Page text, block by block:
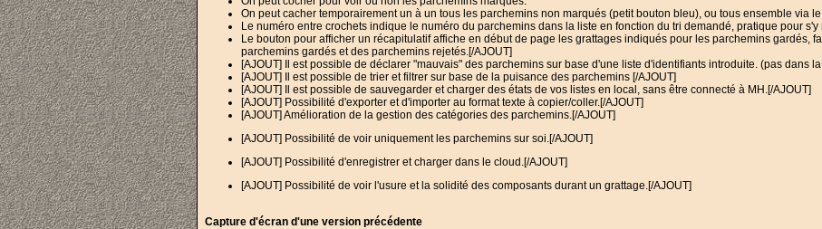
On peut cacher temporairement un à un tous les parchemins non marqués (petit bouton bleu), ou tous ensemble via
Le numéro entre crochets indique le numéro du parchemins dans la liste en fonction du tri demandé, pratique pour
Le bouton pour afficher un récapitulatif affiche en début de page les grattages indiqués pour les parchemins gardés,
parchemins gardés et des parchemins rejetés.[/AJOUT]
[AJOUT] Il est possible de déclarer "mauvais" des parchemins sur base d'une liste d'identifiants introduite. (pas dans
[AJOUT] Il est possible de trier et filtrer sur base de la puisance des parchemins [/AJOUT]
[AJOUT] Il est possible de sauvegarder et charger des états de vos listes en local, sans être connecté à MH.[/AJOUT]
[AJOUT] Possibilité d'exporter et d'importer au format texte à copier/coller.[/AJOUT]
[AJOUT] Amélioration de la gestion des catégories des parchemins.[/AJOUT]
[AJOUT] Possibilité de voir uniquement les parchemins sur soi.[/AJOUT]
[AJOUT] Possibilité d'enregistrer et charger dans le cloud.[/AJOUT]
[AJOUT] Possibilité de voir l'usure et la solidité des composants durant un grattage.[/AJOUT]
Capture d'écran d'une version précédente